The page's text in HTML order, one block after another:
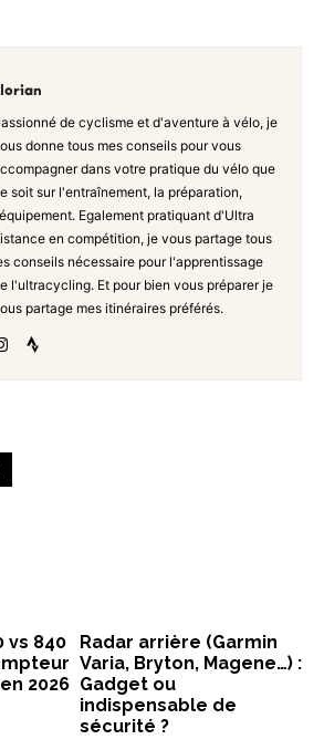
de cyclisme et d'aventure à vélo, je
donne tous mes conseils pour vous
dans votre pratique du vélo que
soit sur l'entraînement, la préparation,
Egalement pratiquant d'Ultra
en compétition, je vous partage tous
conseils nécessaire pour l'apprentissage
l'ultracycling. Et pour bien vous préparer je
partage mes itinéraires préférés.
vs 840
2026
Radar arrière (Garmin
Varia, Bryton, Magene…) :
Gadget ou
indispensable de
sécurité ?